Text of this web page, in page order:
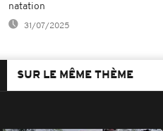
natation
31/07/2025
SUR LE MÊME THÈME